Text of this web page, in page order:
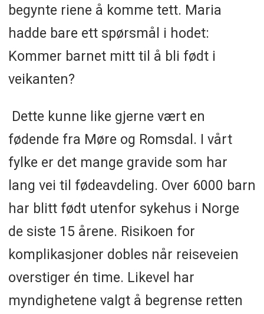
begynte riene å komme tett. Maria
hadde bare ett spørsmål i hodet:
Kommer barnet mitt til å bli født i
veikanten?
Dette kunne like gjerne vært en
fødende fra Møre og Romsdal. I vårt
fylke er det mange gravide som har
lang vei til fødeavdeling. Over 6000 barn
har blitt født utenfor sykehus i Norge
de siste 15 årene. Risikoen for
komplikasjoner dobles når reiseveien
overstiger én time. Likevel har
myndighetene valgt å begrense retten